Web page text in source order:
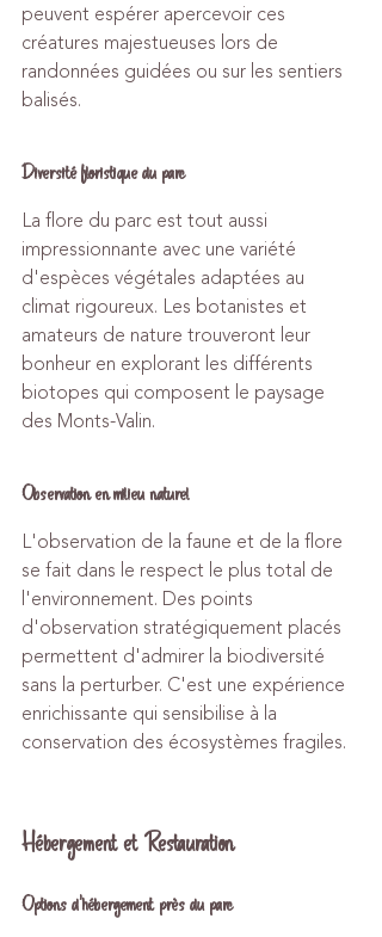
peuvent espérer apercevoir ces
créatures majestueuses lors de
randonnées guidées ou sur les sentiers
balisés.
Diversité floristique du parc
La flore du parc est tout aussi
impressionnante avec une variété
d'espèces végétales adaptées au
climat rigoureux. Les botanistes et
amateurs de nature trouveront leur
bonheur en explorant les différents
biotopes qui composent le paysage
des Monts-Valin.
Observation en milieu naturel
L'observation de la faune et de la flore
se fait dans le respect le plus total de
l'environnement. Des points
d'observation stratégiquement placés
permettent d'admirer la biodiversité
sans la perturber. C'est une expérience
enrichissante qui sensibilise à la
conservation des écosystèmes fragiles.
Hébergement et Restauration
Options d'hébergement près du parc